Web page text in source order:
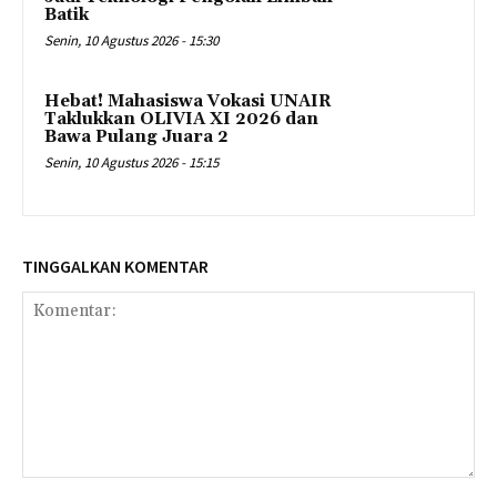
Batik
Senin, 10 Agustus 2026 - 15:30
Hebat! Mahasiswa Vokasi UNAIR
Taklukkan OLIVIA XI 2026 dan
Bawa Pulang Juara 2
Senin, 10 Agustus 2026 - 15:15
TINGGALKAN KOMENTAR